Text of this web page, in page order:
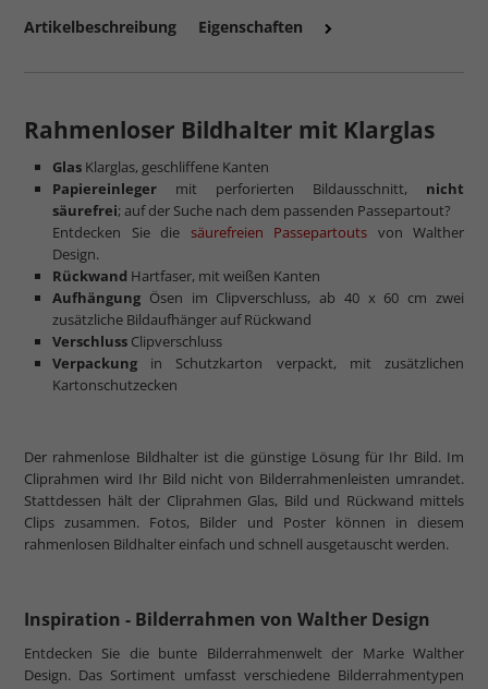
mehr zum Normalglas
Artikelbeschreibung Eigenschaften
Rahmenloser Bildhalter mit Klarglas
Glas Klarglas, geschliffene Kanten
Papiereinleger mit perforierten Bildausschnitt, nicht
säurefrei; auf der Suche nach dem passenden Passepartout?
Entdecken Sie die säurefreien Passepartouts von Walther
Design.
Rückwand Hartfaser, mit weißen Kanten
Aufhängung Ösen im Clipverschluss, ab 40 x 60 cm zwei
zusätzliche Bildaufhänger auf Rückwand
Verschluss Clipverschluss
Verpackung in Schutzkarton verpackt, mit zusätzlichen
Kartonschutzecken
Der rahmenlose Bildhalter ist die günstige Lösung für Ihr Bild. Im
Cliprahmen wird Ihr Bild nicht von Bilderrahmenleisten umrandet.
Stattdessen hält der Cliprahmen Glas, Bild und Rückwand mittels
Clips zusammen. Fotos, Bilder und Poster können in diesem
rahmenlosen Bildhalter einfach und schnell ausgetauscht werden.
Inspiration - Bilderrahmen von Walther Design
Entdecken Sie die bunte Bilderrahmenwelt der Marke Walther
Design. Das Sortiment umfasst verschiedene Bilderrahmentypen